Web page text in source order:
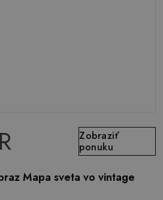
Zobraziť
ponuku
Mapa sveta vo vintage